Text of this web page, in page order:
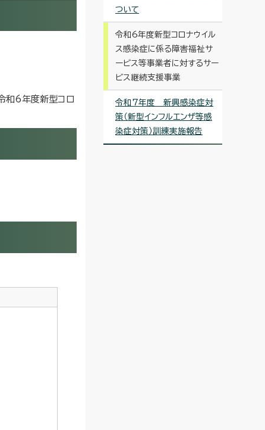
和6年度新型コロ
ついて
令和6年度新型コロナウイル
ス感染症に係る障害福祉サ
ービス等事業者に対するサー
ビス継続支援事業
令和7年度 新興感染症対
策（新型インフルエンザ等感
染症対策）訓練実施報告